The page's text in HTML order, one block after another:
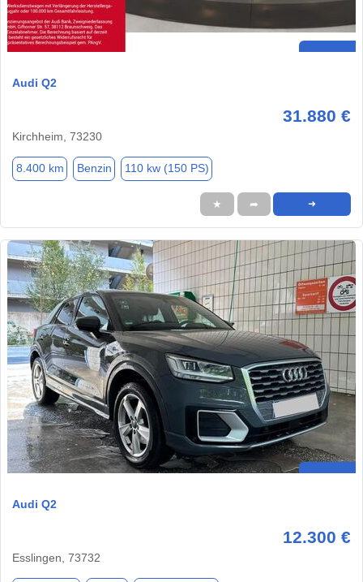
Audi Q2
31.880 €
Kirchheim, 73230
8.400 km Benzin 110 kw (150 PS)
★ ➦ ➜
Audi Q2
12.300 €
Esslingen, 73732